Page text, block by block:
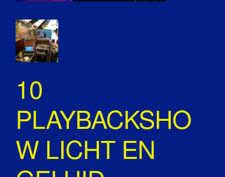
10
PLAYBACKSHO
W LICHT EN